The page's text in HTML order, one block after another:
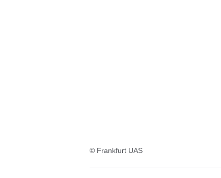
© Frankfurt UAS